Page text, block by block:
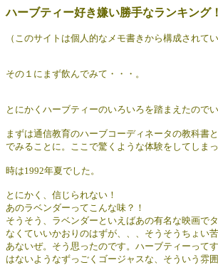
ハーブティー好き嫌い勝手なランキング！
（このサイトは個人的なメモ書きから構成されて
その１にまず飲んでみて・・・。
とにかくハーブティーのいろいろを踏まえたので
まずは通信教育のハーブコーディネータの教科書
でみることに。ここで驚くような体験をしてしまっ
時は1992年夏でした。
とにかく、信じられない！
あのラベンダーってこんな味？！
そうそう、ラベンダーといえばあの有名な映画で
なくていいかおりのはずが、、、そうそうちょい
あないぜ。そう思ったのです。ハーブティーって
はないようなずっごくゴージャスな、そういう雰